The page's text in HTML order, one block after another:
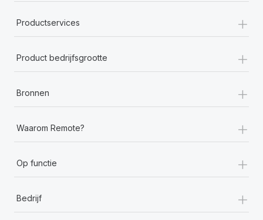
Productservices +
Product bedrijfsgrootte +
Bronnen +
Waarom Remote? +
Op functie +
Bedrijf +